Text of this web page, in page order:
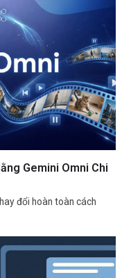
Gemini Omni Chi
đổi hoàn toàn cách